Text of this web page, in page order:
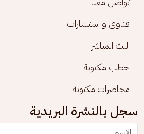
فتاوى و استشارات
البث المباشر
خطب مكتوبة
محاضرات مكتوبة
سجل بالنشرة البريدية